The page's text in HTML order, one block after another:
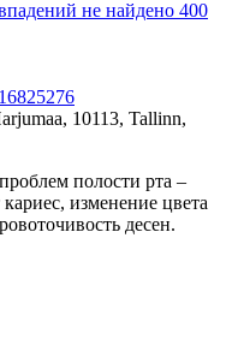
не найдено 400
10113, Tallinn,
полости рта –
изменение цвета
десен.